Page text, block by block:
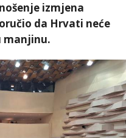
izmjena
da Hrvati neće
manjinu.